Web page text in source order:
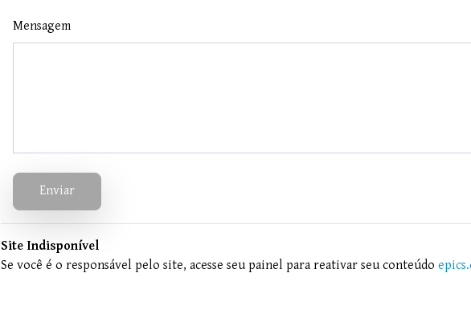
Mensagem
Enviar
Site Indisponível
Se você é o responsável pelo site, acesse seu painel para reativar seu conteúdo